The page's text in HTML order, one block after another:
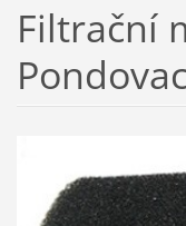
Filtrační